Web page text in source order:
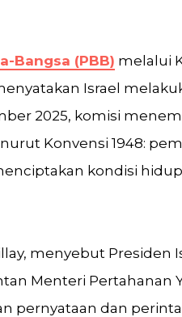
Bangsa (PBB) melalui
Israel
2025, komisi
Konvensi 1948:
kondisi
menyebut Presiden
Menteri Pertahanan
pernyataan dan